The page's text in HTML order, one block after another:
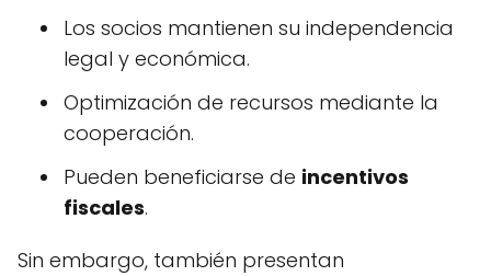
Los socios mantienen su independencia
legal y económica.
Optimización de recursos mediante la
cooperación.
Pueden beneficiarse de incentivos
fiscales.
Sin embargo, también presentan